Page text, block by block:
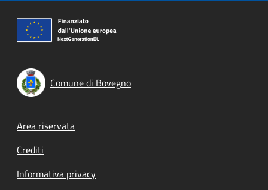
Comune di Bovegno
Footer menu
Area riservata
Crediti
Informativa privacy